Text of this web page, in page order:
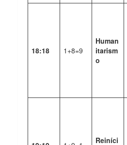
18:18 1+8=9
Human
itarism
o
Reiníci